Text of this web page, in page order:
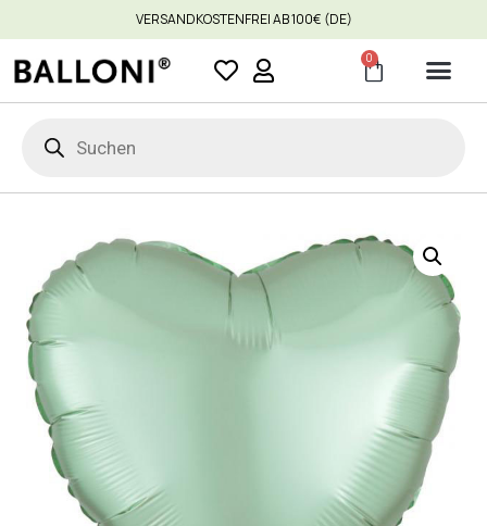
VERSANDKOSTENFREI AB 100€ (DE)
0